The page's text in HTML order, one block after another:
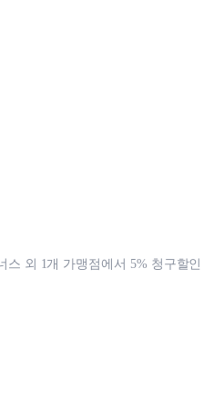
스 외 1개 가맹점에서 5% 청구할인